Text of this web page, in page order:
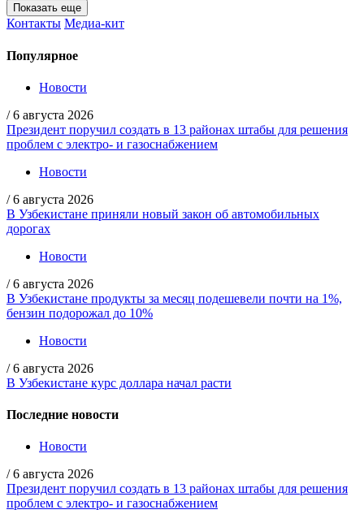
Показать еще
Контакты Медиа-кит
Популярное
Новости
/ 6 августа 2026
Президент поручил создать в 13 районах штабы для решения
проблем с электро- и газоснабжением
Новости
/ 6 августа 2026
В Узбекистане приняли новый закон об автомобильных
дорогах
Новости
/ 6 августа 2026
В Узбекистане продукты за месяц подешевели почти на 1%,
бензин подорожал до 10%
Новости
/ 6 августа 2026
В Узбекистане курс доллара начал расти
Последние новости
Новости
/ 6 августа 2026
Президент поручил создать в 13 районах штабы для решения
проблем с электро- и газоснабжением